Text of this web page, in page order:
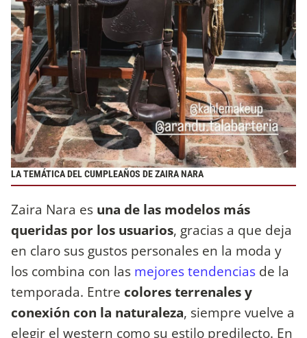
LA TEMÁTICA DEL CUMPLEAÑOS DE ZAIRA NARA
Zaira Nara es una de las modelos más
queridas por los usuarios, gracias a que deja
en claro sus gustos personales en la moda y
los combina con las mejores tendencias de la
temporada. Entre colores terrenales y
conexión con la naturaleza, siempre vuelve a
elegir el western como su estilo predilecto. En